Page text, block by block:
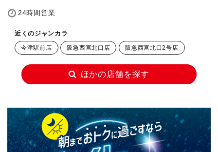
24時間営業
近くのジャンカラ
今津駅前店 阪急西宮北口店 阪急西宮北口2号店
ほかの店舗を探す